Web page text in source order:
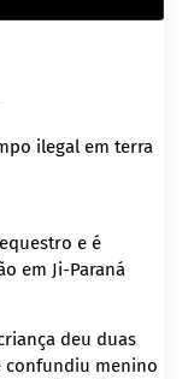
ilegal em terra
e é
em Ji-Paraná
deu duas
confundiu menino